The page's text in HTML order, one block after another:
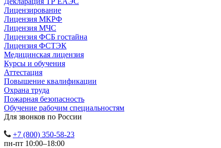
Лицензирование
Лицензия МКРФ
Лицензия МЧС
Лицензия ФСБ гостайна
Лицензия ФСТЭК
Медицинская лицензия
Курсы и обучения
Аттестация
Повышение квалификации
Охрана труда
Пожарная безопасность
Обучение рабочим специальностям
Для звонков по России
+7 (800) 350-58-23
пн-пт 10:00–18:00